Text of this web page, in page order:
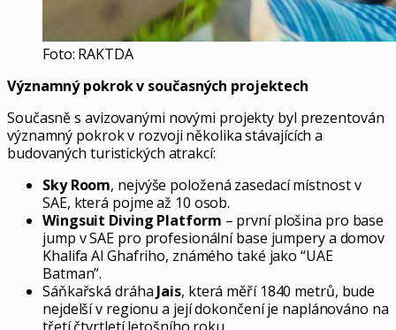
Foto: RAKTDA
Významný pokrok v současných projektech
Současně s avizovanými novými projekty byl prezentován
významný pokrok v rozvoji několika stávajících a
budovaných turistických atrakcí:
Sky Room, nejvýše položená zasedací místnost v
SAE, která pojme až 10 osob.
Wingsuit Diving Platform – první plošina pro base
jump v SAE pro profesionální base jumpery a domov
Khalifa Al Ghafriho, známého také jako “UAE
Batman”.
Sáňkařská dráha Jais, která měří 1840 metrů, bude
nejdelší v regionu a její dokončení je naplánováno na